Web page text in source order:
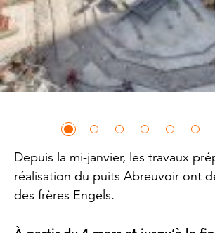
Depuis la mi-janvier, les travaux
réalisation du puits Abreuvoir ont
des frères Engels.